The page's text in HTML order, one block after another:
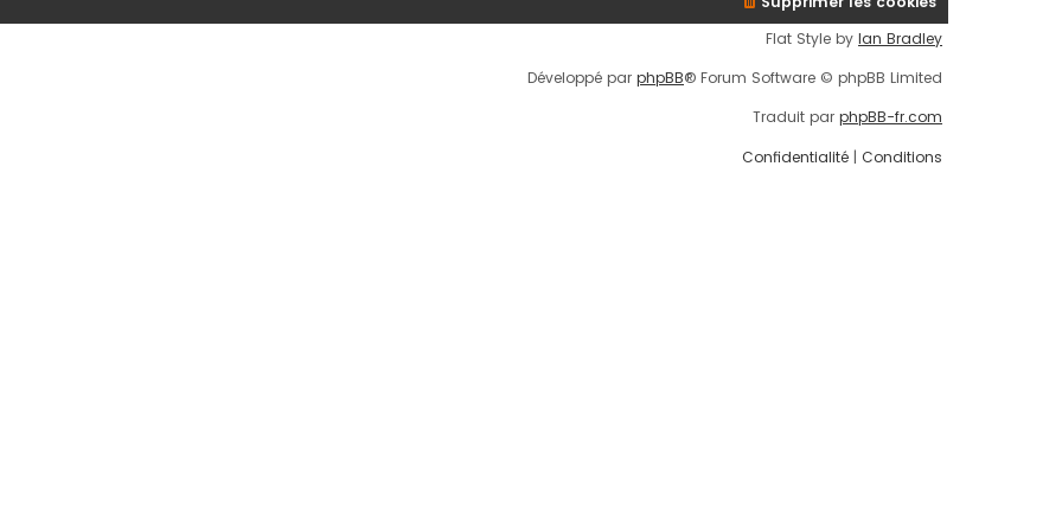
Flat Style by Ian Bradley
Développé par phpBB® Forum Software © phpBB Limited
Traduit par phpBB-fr.com
Confidentialité | Conditions